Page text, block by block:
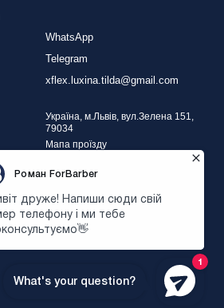
WhatsApp
Telegram
xflex.luxina.tilda@gmail.com
Україна, м.Львів, вул.Зелена 151,
79034
Мапа проїзду